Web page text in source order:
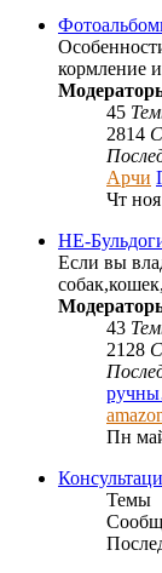
кормление
45
2814
Арчи
Чт
НЕ-
Если вы
43
2128
Пн
Темы